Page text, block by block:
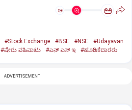
ಅ ಅ
#Stock Exchange #BSE #NSE
#Udayavan
#ಷೇರು ವಹಿವಾಟು #ಎನ್‌ ಎಸ್‌ ಇ #ಹೂಡಿಕೆದಾರರು
ADVERTISEMENT